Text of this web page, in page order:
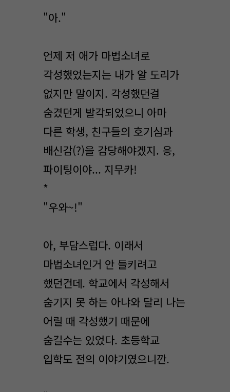
"아."
언제 저 애가 마법소녀로
각성했었는지는 내가 알 도리가
없지만 말이지. 각성했던걸
숨겼던게 발각되었으니 아마
다른 학생, 친구들의 호기심과
배신감(?)을 감당해야겠지. 응,
파이팅이야... 지무카!
*
"우와~!"
아, 부담스럽다. 이래서
마법소녀인거 안 들키려고
했던건데. 학교에서 각성해서
숨기지 못 하는 아냐와 달리 나는
어릴 때 각성했기 때문에
숨길수는 있었다. 초등학교
입학도 전의 이야기였으니깐.